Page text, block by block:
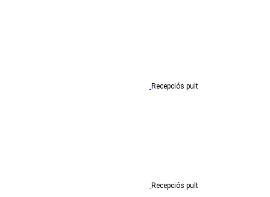
Recepciós pult
Recepciós pult